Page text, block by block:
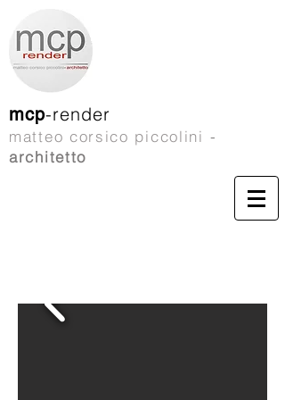
matteo corsico piccolini -
architetto
mcp-render